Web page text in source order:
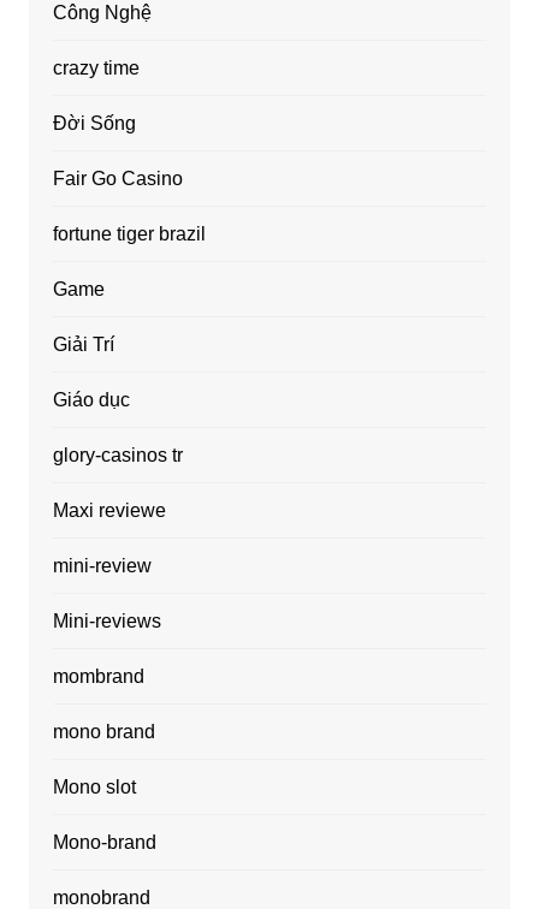
Công Nghệ
crazy time
Đời Sống
Fair Go Casino
fortune tiger brazil
Game
Giải Trí
Giáo dục
glory-casinos tr
Maxi reviewe
mini-review
Mini-reviews
mombrand
mono brand
Mono slot
Mono-brand
monobrand